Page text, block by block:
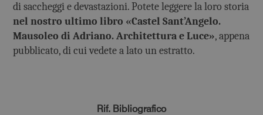
di saccheggi e devastazioni. Potete leggere la loro storia
nel nostro ultimo libro «Castel Sant’Angelo.
Mausoleo di Adriano. Architettura e Luce», appena
pubblicato, di cui vedete a lato un estratto.
Rif. Bibliografico